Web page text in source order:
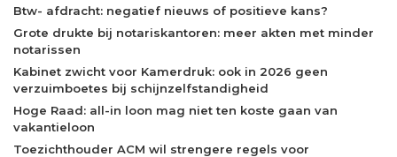
Btw- afdracht: negatief nieuws of positieve kans?
Grote drukte bij notariskantoren: meer akten met minder
notarissen
Kabinet zwicht voor Kamerdruk: ook in 2026 geen
verzuimboetes bij schijnzelfstandigheid
Hoge Raad: all-in loon mag niet ten koste gaan van
vakantieloon
Toezichthouder ACM wil strengere regels voor